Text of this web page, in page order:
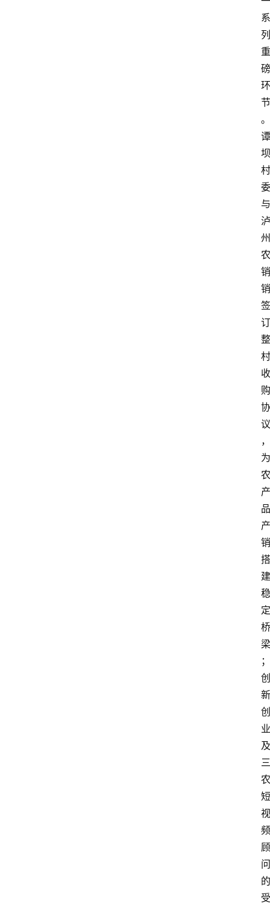
系
列
重
磅
环
节
。
谭
坝
村
委
与
泸
州
农
销
销
签
订
整
村
收
购
协
议
，
为
农
产
品
产
销
搭
建
稳
定
桥
梁
；
创
新
创
业
及
三
农
短
视
频
顾
问
的
受